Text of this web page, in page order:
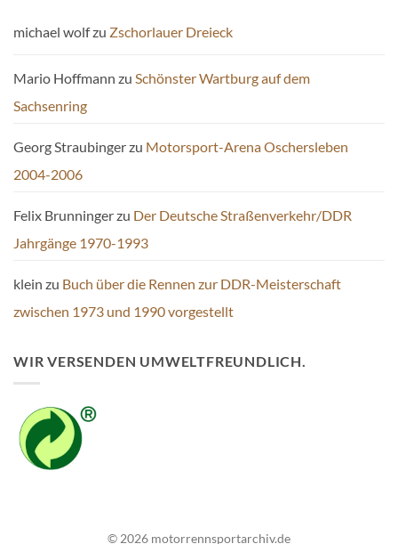
michael wolfzu Zschorlauer Dreieck
Mario Hoffmann zu Schönster Wartburg auf dem
Sachsenring
Georg Straubingerzu Motorsport-Arena Oschersleben
2004-2006
Felix Brunningerzu Der Deutsche Straßenverkehr/DDR
Jahrgänge 1970-1993
klein zu Buch über die Rennen zur DDR-Meisterschaft
zwischen 1973 und 1990 vorgestellt
WIR VERSENDEN UMWELTFREUNDLICH.
© 2026 motorrennsportarchiv.de